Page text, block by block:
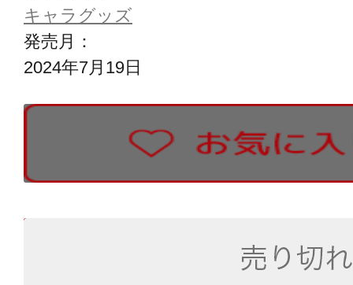
キャラグッズ
発売月：
2024年7月19日